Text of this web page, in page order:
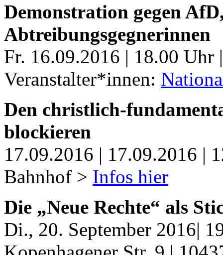
Demonstration gegen
Abtreibungsgegnerinnen
Fr. 16.09.2016 | 18.00 Uhr
Veranstalter*innen:
Den christlich-
blockieren
17.09.2016 | 17.09.2016 |
Bahnhof > Infos hier
Die „Neue Rechte“ als
Di., 20. September 2016|